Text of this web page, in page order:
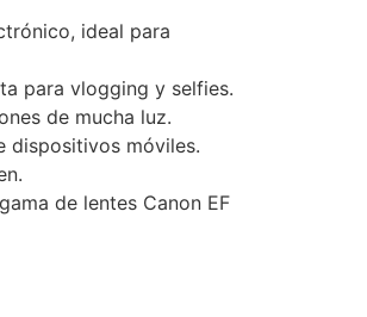
ideal para
para vlogging y selfies.
de mucha luz.
dispositivos móviles.
de lentes Canon EF